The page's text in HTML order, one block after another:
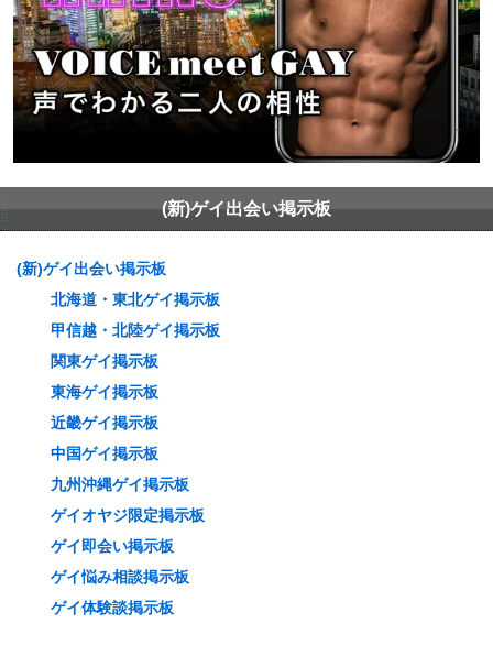
(新)ゲイ出会い掲示板
(新)ゲイ出会い掲示板
北海道・東北ゲイ掲示板
甲信越・北陸ゲイ掲示板
関東ゲイ掲示板
東海ゲイ掲示板
近畿ゲイ掲示板
中国ゲイ掲示板
九州沖縄ゲイ掲示板
ゲイオヤジ限定掲示板
ゲイ即会い掲示板
ゲイ悩み相談掲示板
ゲイ体験談掲示板